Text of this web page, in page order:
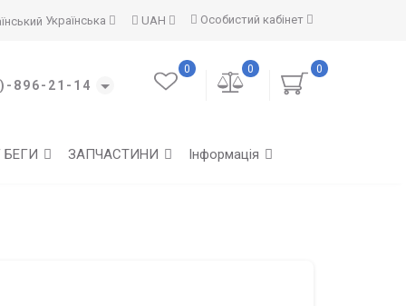
Особистий кабінет
UAH
Українська
896-21-14
0
0
0
БЕГИ ЗАПЧАСТИНИ Інформація